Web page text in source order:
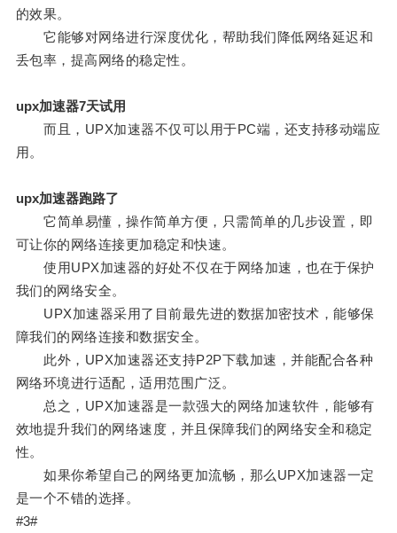
的效果。
它能够对网络进行深度优化，帮助我们降低网络延迟和
丢包率，提高网络的稳定性。
upx加速器7天试用
而且，UPX加速器不仅可以用于PC端，还支持移动端应
用。
upx加速器跑路了
它简单易懂，操作简单方便，只需简单的几步设置，即
可让你的网络连接更加稳定和快速。
使用UPX加速器的好处不仅在于网络加速，也在于保护
我们的网络安全。
UPX加速器采用了目前最先进的数据加密技术，能够保
障我们的网络连接和数据安全。
此外，UPX加速器还支持P2P下载加速，并能配合各种
网络环境进行适配，适用范围广泛。
总之，UPX加速器是一款强大的网络加速软件，能够有
效地提升我们的网络速度，并且保障我们的网络安全和稳定
性。
如果你希望自己的网络更加流畅，那么UPX加速器一定
是一个不错的选择。
#3#